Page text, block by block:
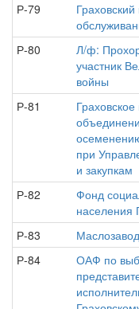
Р-79
Р-80
Л/ф:
участник
войны
Р-81
при
и закупкам
Р-82
Фонд
населения
Р-83
Р-84
ОАФ по